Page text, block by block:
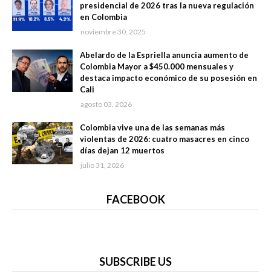
presidencial de 2026 tras la nueva regulación
en Colombia
noviembre 30, 2025
Abelardo de la Espriella anuncia aumento de
Colombia Mayor a $450.000 mensuales y
destaca impacto económico de su posesión en
Cali
agosto 03, 2026
Colombia vive una de las semanas más
violentas de 2026: cuatro masacres en cinco
días dejan 12 muertos
julio 31, 2026
FACEBOOK
SUBSCRIBE US